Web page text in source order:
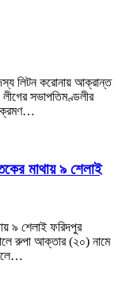
লিটন করোনায় আক্রান্ত
সভাপতিমণ্ডলীর
মাথায় ৯ শেলাই
৯ শেলাই ফরিদপুর
রুপা আক্তার (২০) নামে